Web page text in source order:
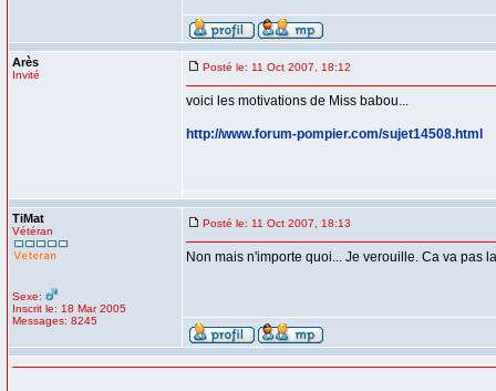
Arès
Invité
Posté le: 11 Oct 2007, 18:12
voici les motivations de Miss babou...
http://www.forum-pompier.com/sujet14508.html
TiMat
Vétéran
Sexe:
Inscrit le: 18 Mar 2005
Messages: 8245
Posté le: 11 Oct 2007, 18:13
Non mais n'importe quoi... Je verouille. Ca va pas